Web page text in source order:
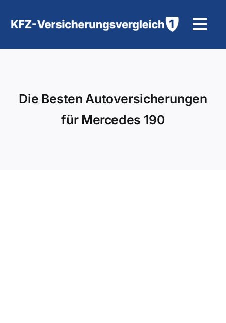
Inhalt
Hilfe und Kontakt
Die Besten Autoversicherungen
für Mercedes 190